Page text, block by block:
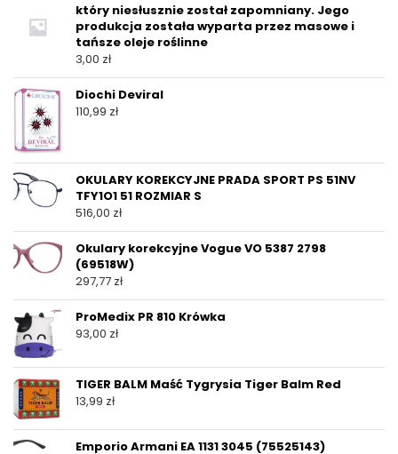
który niesłusznie został zapomniany. Jego
produkcja została wyparta przez masowe i
tańsze oleje roślinne
3,00 zł
Diochi Deviral
110,99 zł
OKULARY KOREKCYJNE PRADA SPORT PS 51NV
TFY1O1 51 ROZMIAR S
516,00 zł
Okulary korekcyjne Vogue VO 5387 2798
(69518W)
297,77 zł
ProMedix PR 810 Krówka
93,00 zł
TIGER BALM Maść Tygrysia Tiger Balm Red
13,99 zł
Emporio Armani EA 1131 3045 (75525143)